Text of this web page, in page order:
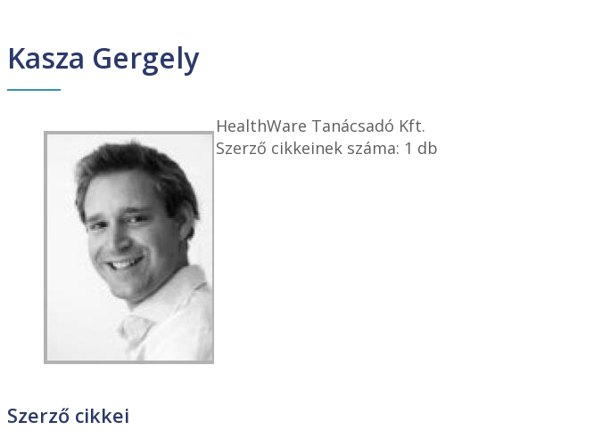
Kasza Gergely
HealthWare Tanácsadó Kft.
Szerző cikkeinek száma: 1 db
Szerző cikkei